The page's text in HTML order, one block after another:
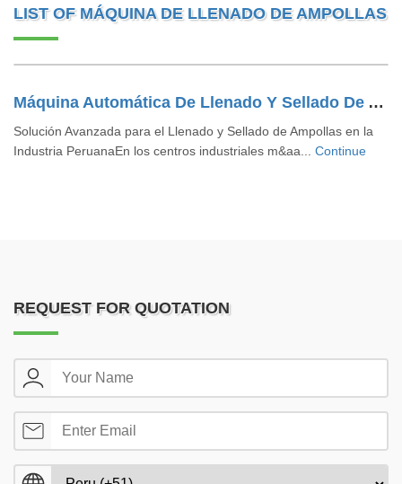
LIST OF MÁQUINA DE LLENADO DE AMPOLLAS
Máquina Automática De Llenado Y Sellado De Ampollas
Solución Avanzada para el Llenado y Sellado de Ampollas en la
Industria PeruanaEn los centros industriales m&aa... Continue
REQUEST FOR QUOTATION